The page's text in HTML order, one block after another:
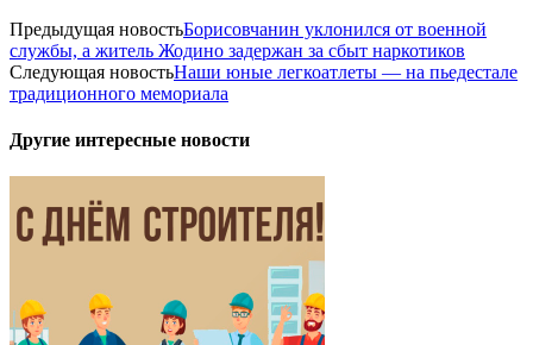
Предыдущая новостьБорисовчанин уклонился от военной
службы, а житель Жодино задержан за сбыт наркотиков
Следующая новостьНаши юные легкоатлеты — на пьедестале
традиционного мемориала
Другие интересные новости